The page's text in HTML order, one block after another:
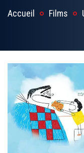
Accueil Films